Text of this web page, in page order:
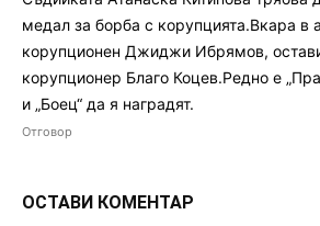
медал за борба с корупцията.Вкара в
корупционен Джиджи Ибрямов,
корупционер Благо Коцев.Редно е
и „Боец“ да я наградят.
Отговор
ОСТАВИ КОМЕНТАР